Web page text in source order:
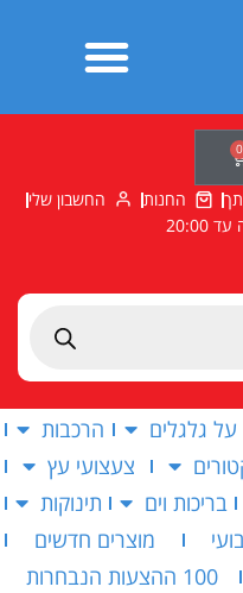
0
החנות
החשבון שלי
על גלגלים
הרכבות
צעצועי עץ
בריכות וים
תינוקות
מוצרים חדשים
100 ההצעות הנבחרות